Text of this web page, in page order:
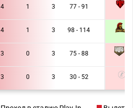
4 1 3 77 - 91
4 1 3 98 - 114
3 0 3 75 - 88
3 0 3 30 - 52